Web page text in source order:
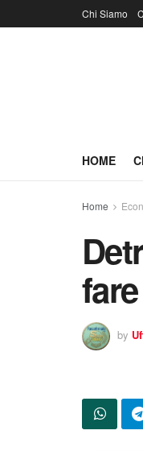
Chi Siamo
HOME
Home
by